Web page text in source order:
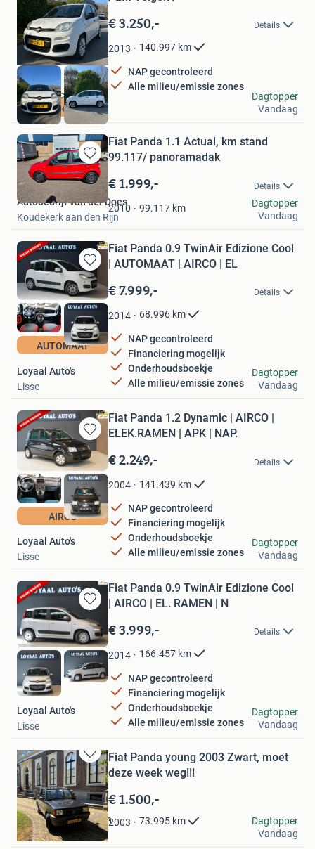
Mijn
Favorieten
NW APK en Banden
€ 3.250,- Details
2013 140.997 km
NAP gecontroleerd
Alle milieu/emissie zones
Zwager Occasions
Dordrecht
Dagtopper
Vandaag
Bewaren
in
Mijn
Favorieten
Fiat Panda 1.1 Actual, km stand
99.117/ panoramadak
€ 1.999,- Details
2010 99.117 km
Autobedrijf van der Does
Koudekerk aan den Rijn
Dagtopper
Vandaag
Bewaren
in
Mijn
Favorieten
AUTOMAAT
Fiat Panda 0.9 TwinAir Edizione Cool
| AUTOMAAT | AIRCO | EL
€ 7.999,- Details
2014 68.996 km
NAP gecontroleerd
Financiering mogelijk
Onderhoudsboekje
Alle milieu/emissie zones
Loyaal Auto's
Lisse
Dagtopper
Vandaag
Bewaren
in
Mijn
Favorieten
AIRCO
Fiat Panda 1.2 Dynamic | AIRCO |
ELEK.RAMEN | APK | NAP.
€ 2.249,- Details
2004 141.439 km
NAP gecontroleerd
Financiering mogelijk
Onderhoudsboekje
Alle milieu/emissie zones
Loyaal Auto's
Lisse
Dagtopper
Vandaag
Bewaren
in
Mijn
Favorieten
Fiat Panda 0.9 TwinAir Edizione Cool
| AIRCO | EL. RAMEN | N
€ 3.999,- Details
2014 166.457 km
NAP gecontroleerd
Financiering mogelijk
Onderhoudsboekje
Alle milieu/emissie zones
Loyaal Auto's
Lisse
Dagtopper
Vandaag
Bewaren
in
Mijn
Favorieten
Fiat Panda young 2003 Zwart, moet
deze week weg!!!
€ 1.500,-
2003 73.995 km
SelectedbySebastian
Rotterdam
Dagtopper
Vandaag